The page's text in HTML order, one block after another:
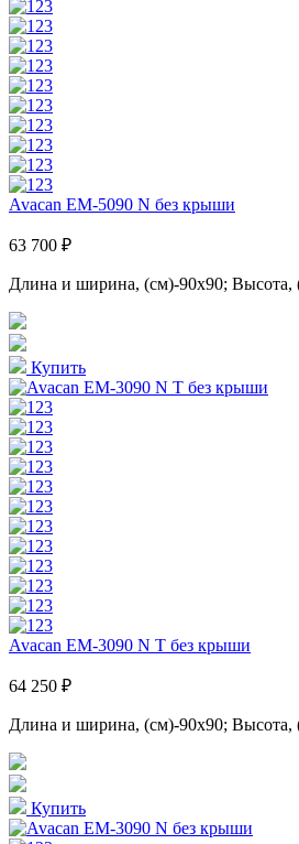
Avacan EM-5090 N без крыши
63 700 ₽
Длина и ширина, (см)-90x90; Высота,
Купить
Avacan EM-3090 N T без крыши
64 250 ₽
Длина и ширина, (см)-90x90; Высота,
Купить